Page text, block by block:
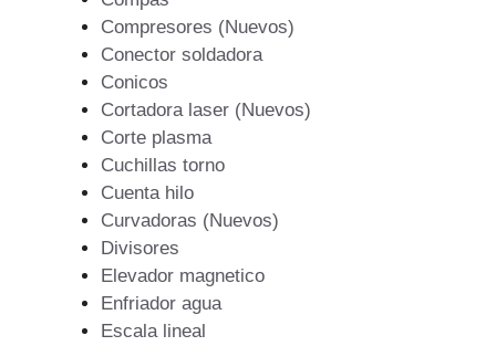
Compresores (Nuevos)
Conector soldadora
Conicos
Cortadora laser (Nuevos)
Corte plasma
Cuchillas torno
Cuenta hilo
Curvadoras (Nuevos)
Divisores
Elevador magnetico
Enfriador agua
Escala lineal